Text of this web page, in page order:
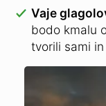
Vaje
bodo kmalu
tvorili sami